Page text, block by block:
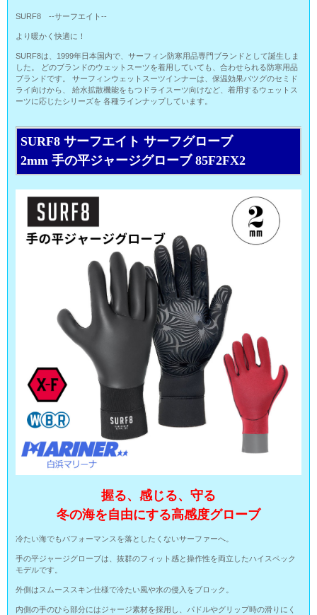
SURF8 --サーフエイト--
より暖かく快適に！
SURF8は、1999年日本国内で、サーフィン防寒用品専門ブランドとして誕生しま
した。 どのブランドのウェットスーツを着用していても、合わせられる防寒用品
ブランドです。 サーフィンウェットスーツインナーは、保温効果バツグのセミド
ライ向けから、 給水拡散機能をもつドライスーツ向けなど、着用するウェットス
ーツに応じたシリーズを 各種ラインナップしています。
SURF8 サーフエイト サーフグローブ
2mm 手の平ジャージグローブ 85F2FX2
握る、感じる、守る
冬の海を自由にする高感度グローブ
冷たい海でもパフォーマンスを落としたくないサーファーへ。
手の平ジャージグローブは、抜群のフィット感と操作性を両立したハイスペック
モデルです。
外側はスムーススキン仕様で冷たい風や水の侵入をブロック。
内側の手のひら部分にはジャージ素材を採用し、パドルやグリップ時の滑りにく